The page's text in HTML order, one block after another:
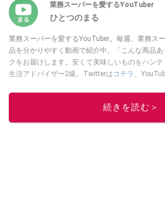
業務スーパーを愛するYouTuber
ひとつのまる
業務スーパーを愛するYouTuber。毎週、業務ス
品を分かりやすく動画で紹介中。「こんな商品
クをお届けします。安くて美味しいものをハン
生活アドバイザー2級。Twitterは コチラ 、
このイチオ
続きを読む＞